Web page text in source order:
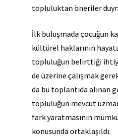
topluluktan öneriler
İlk buluşmada çocuğun
kültürel haklarının
topluluğun belirttiği
de üzerine çalışmak
da bu toplantıda alınan
topluluğun mevcut
fark yaratmasının
konusunda ortaklaşıldı.